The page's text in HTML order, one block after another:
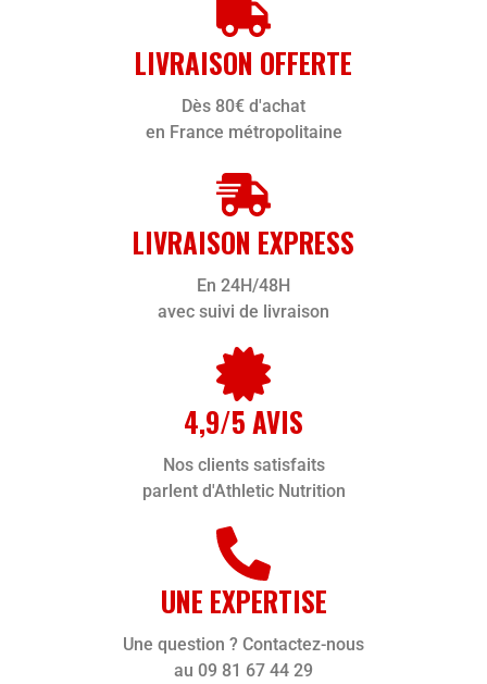
LIVRAISON OFFERTE
Dès 80€ d'achat
en France métropolitaine
LIVRAISON EXPRESS
En 24H/48H
avec suivi de livraison
4,9/5 AVIS
Nos clients satisfaits
parlent d'Athletic Nutrition
UNE EXPERTISE
Une question ? Contactez-nous
au 09 81 67 44 29